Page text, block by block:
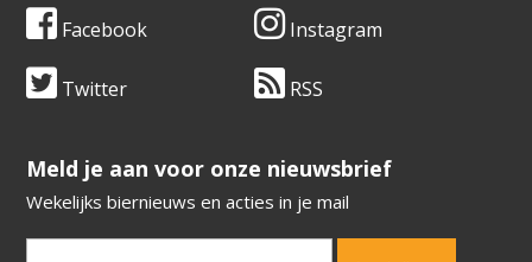
Facebook Instagram
Twitter RSS
​​​​​​​Meld je aan voor onze nieuwsbrief
Wekelijks biernieuws en acties in je mail